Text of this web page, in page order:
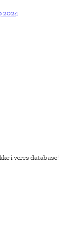
2024
i vores database!